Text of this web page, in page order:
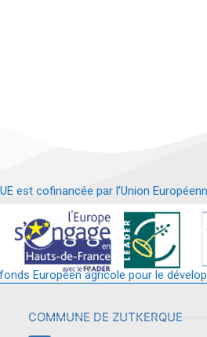
est cofinancée par l’Union
requalification d’un bâtiment en
Européen agricole pour le
COMMUNE DE ZUTKERQUE